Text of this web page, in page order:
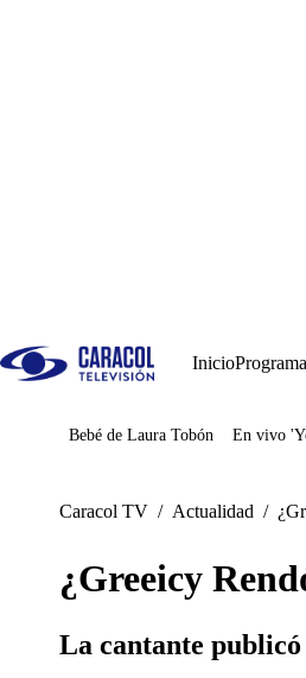
Inicio
Juegos
Bebé de Laura Tobón En vivo
Caracol TV / Actualidad /
¿Greeicy
La cantante publicó